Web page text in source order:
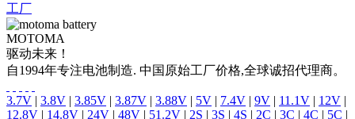
工厂
MOTOMA
驱动未来！
自1994年专注电池制造. 中国原始工厂价格,全球诚招代理商。
3.7V | 3.8V | 3.85V | 3.87V | 3.88V | 5V | 7.4V | 9V | 11.1V | 12V |
12.8V | 14.8V | 24V | 48V | 51.2V | 2S | 3S | 4S | 2C | 3C | 4C | 5C |